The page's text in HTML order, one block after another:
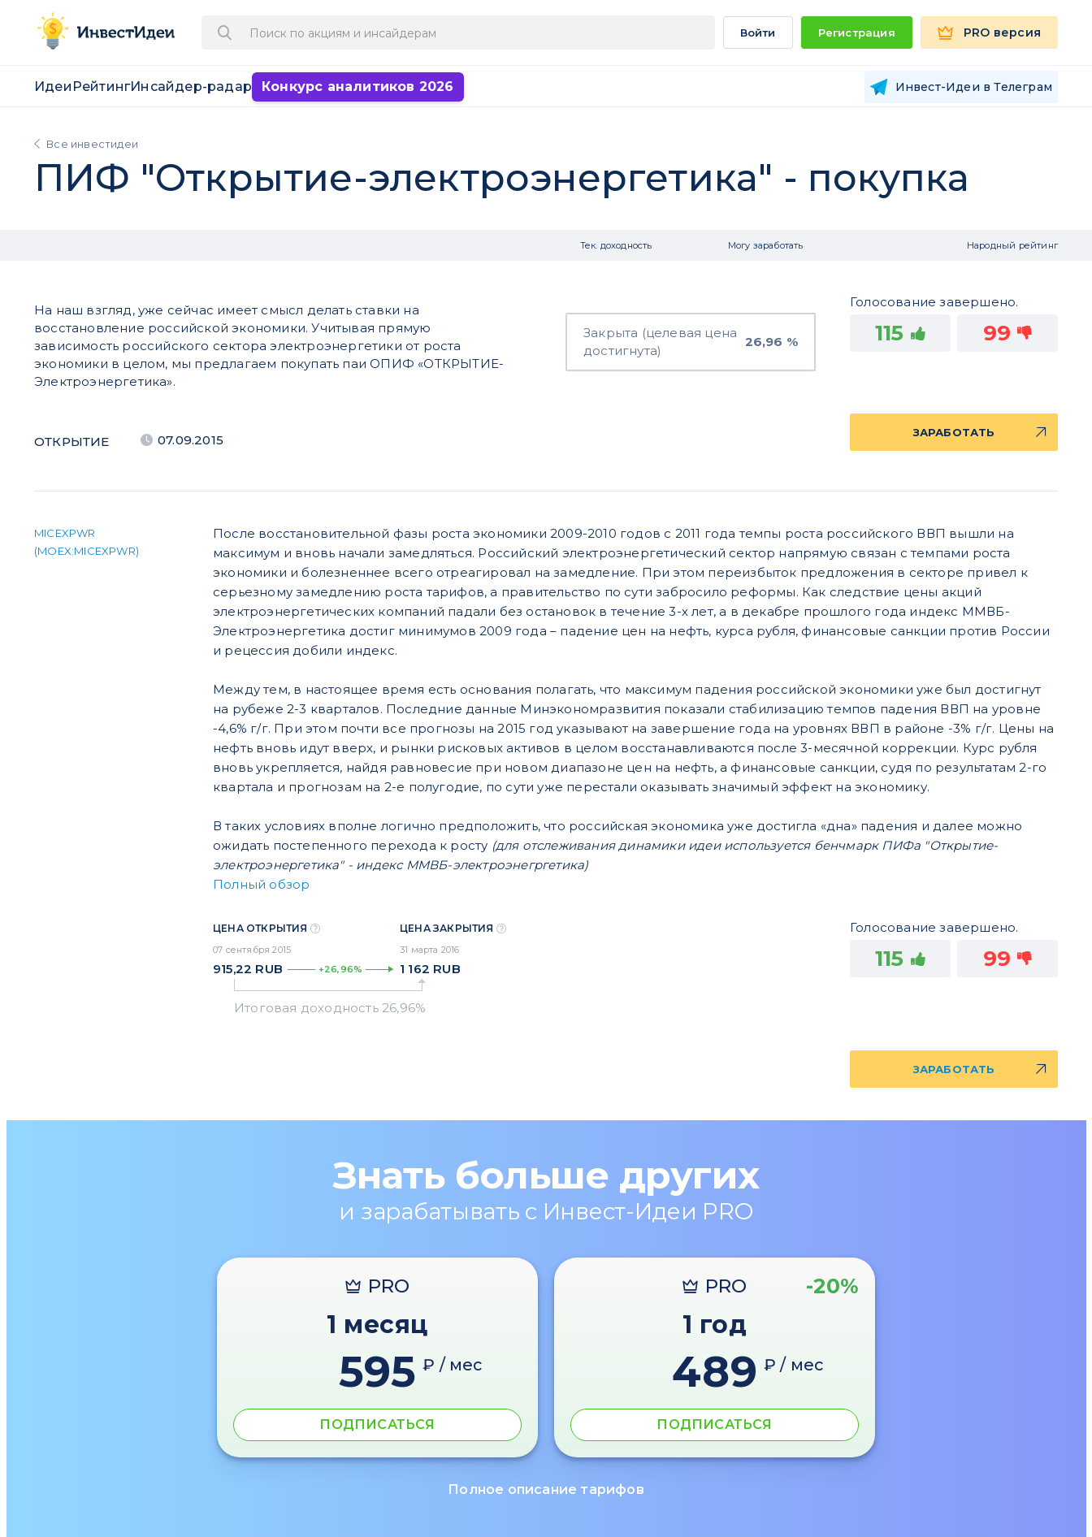
Войти Регистрация PRO версия
Идеи РейтингИнсайдер-радар Конкурс аналитиков 2026 Инвест-Идеи в Телеграм
Все инвестидеи
ПИФ "Открытие-электроэнергетика" - покупка
Тек. доходность Могу заработать Народный рейтинг
На наш взгляд, уже сейчас имеет смысл делать ставки на
восстановление российской экономики. Учитывая прямую
зависимость российского сектора электроэнергетики от роста
экономики в целом, мы предлагаем покупать паи ОПИФ «ОТКРЫТИЕ-
Электроэнергетика».
Закрыта (целевая цена
достигнута)
26,96 %
Голосование завершено.
115 99
ОТКРЫТИЕ 07.09.2015 ЗАРАБОТАТЬ
MICEXPWR
(MOEX:MICEXPWR)
После восстановительной фазы роста экономики 2009-2010 годов с 2011 года темпы роста российского ВВП вышли на
максимум и вновь начали замедляться. Российский электроэнергетический сектор напрямую связан с темпами роста
экономики и болезненнее всего отреагировал на замедление. При этом переизбыток предложения в секторе привел к
серьезному замедлению роста тарифов, а правительство по сути забросило реформы. Как следствие цены акций
электроэнергетических компаний падали без остановок в течение 3-х лет, а в декабре прошлого года индекс ММВБ-
Электроэнергетика достиг минимумов 2009 года – падение цен на нефть, курса рубля, финансовые санкции против России
и рецессия добили индекс.
Между тем, в настоящее время есть основания полагать, что максимум падения российской экономики уже был достигнут
на рубеже 2-3 кварталов. Последние данные Минэкономразвития показали стабилизацию темпов падения ВВП на уровне
-4,6% г/г. При этом почти все прогнозы на 2015 год указывают на завершение года на уровнях ВВП в районе -3% г/г. Цены на
нефть вновь идут вверх, и рынки рисковых активов в целом восстанавливаются после 3-месячной коррекции. Курс рубля
вновь укрепляется, найдя равновесие при новом диапазоне цен на нефть, а финансовые санкции, судя по результатам 2-го
квартала и прогнозам на 2-е полугодие, по сути уже перестали оказывать значимый эффект на экономику.
В таких условиях вполне логично предположить, что российская экономика уже достигла «дна» падения и далее можно
ожидать постепенного перехода к росту (для отслеживания динамики идеи используется бенчмарк ПИФа "Открытие-
электроэнергетика" - индекс ММВБ-электроэнегргетика)
Полный обзор
ЦЕНА ОТКРЫТИЯ
07 сентября 2015
915,22 RUB +26,96%
ЦЕНА ЗАКРЫТИЯ
31 марта 2016
1 162 RUB
Голосование завершено.
115 99
ЗАРАБОТАТЬ
Знать больше других
и зарабатывать с Инвест-Идеи PRO
PRO
1 месяц
595 ₽ / мес
ПОДПИСАТЬСЯ
PRO -20%
1 год
489 ₽ / мес
ПОДПИСАТЬСЯ
Полное описание тарифов